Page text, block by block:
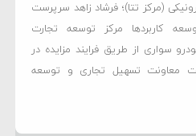
(مرکز تتا)؛ فرشاد زاهد سرپرست
کاربرد‌ها مرکز توسعه تجارت
سواری از طریق فرایند مزایده در
معاونت تسهیل تجاری و توسعه